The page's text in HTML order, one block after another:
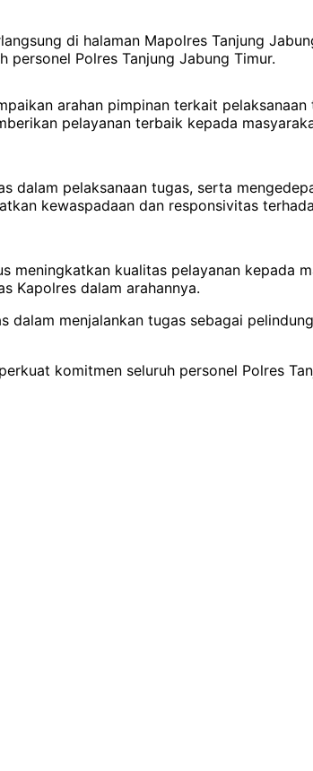
di halaman Mapolres Tanjung
Polres Tanjung Jabung Timur.
arahan pimpinan terkait pelaksanaan
pelayanan terbaik kepada
dalam pelaksanaan tugas, serta
kewaspadaan dan responsivitas
meningkatkan kualitas pelayanan kepada
Kapolres dalam arahannya.
dalam menjalankan tugas sebagai
komitmen seluruh personel Polres